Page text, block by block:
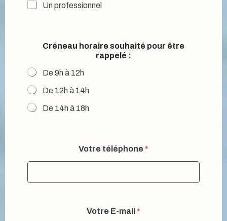
Un professionnel
Créneau horaire souhaité pour être
rappelé :
De 9h à 12h
De 12h à 14h
De 14h à 18h
Votre téléphone *
Votre E-mail *